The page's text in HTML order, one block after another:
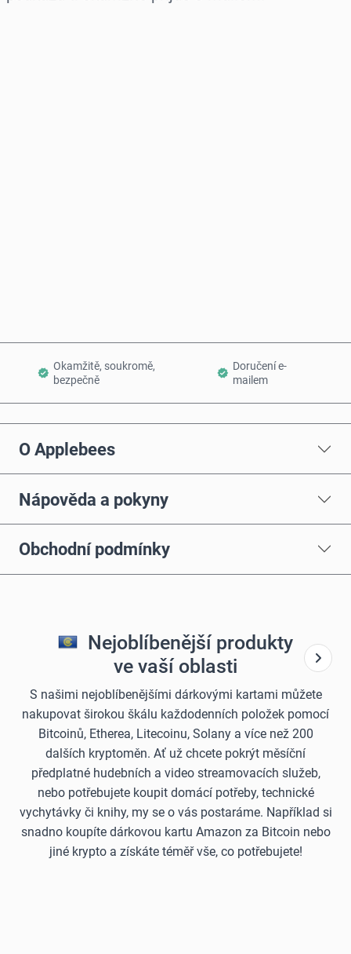
Okamžitě, soukromě,
bezpečně
Doručení e-
mailem
O Applebees
Nápověda a pokyny
Obchodní podmínky
Nejoblíbenější produkty
ve vaší oblasti
S našimi nejoblíbenějšími dárkovými kartami můžete
nakupovat širokou škálu každodenních položek pomocí
Bitcoinů, Etherea, Litecoinu, Solany a více než 200
dalších kryptoměn. Ať už chcete pokrýt měsíční
předplatné hudebních a video streamovacích služeb,
nebo potřebujete koupit domácí potřeby, technické
vychytávky či knihy, my se o vás postaráme. Například si
snadno koupíte dárkovou kartu Amazon za Bitcoin nebo
jiné krypto a získáte téměř vše, co potřebujete!